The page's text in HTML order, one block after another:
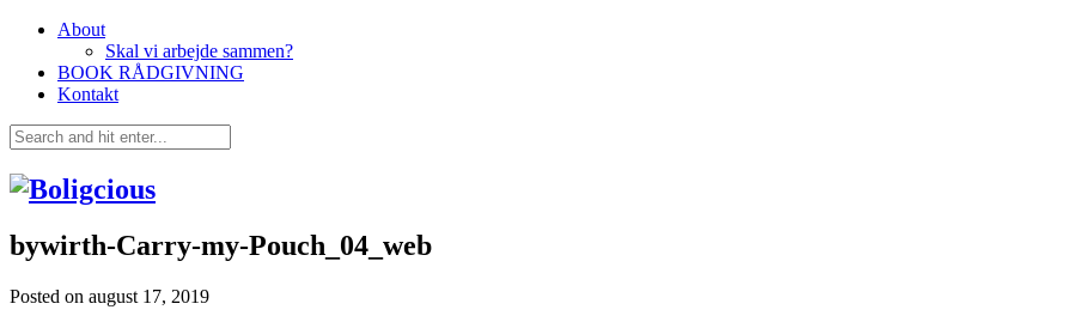
About
Skal vi arbejde sammen?
BOOK RÅDGIVNING
Kontakt
bywirth-Carry-my-Pouch_04_web
Posted on august 17, 2019